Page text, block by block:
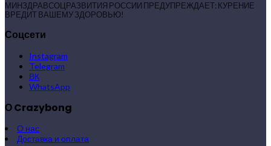
МИНЗДРАВСОЦРАЗВИТИЯ РОССИИ ПРЕДУПРЕЖДАЕТ: КУРЕНИЕ
ВРЕДИТ ВАШЕМУ ЗДОРОВЬЮ!
Соцсети
Instagram
Telegram
ВК
WhatsApp
О Crazybong
О нас
Доставка и оплата